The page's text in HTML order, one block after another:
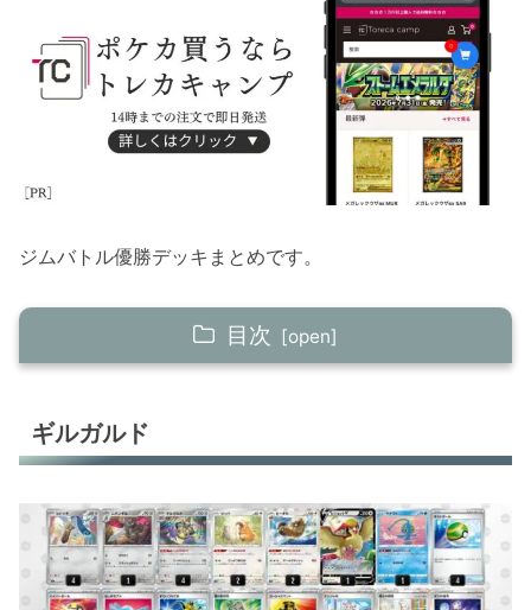
ジムバトル優勝デッキまとめです。
目次
バンギラスex
ヒスイヌメルゴンV
パオジアンex
ギルガルド